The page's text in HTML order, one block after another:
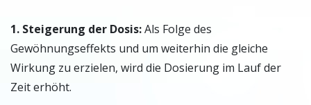
1. Steigerung der Dosis:Als Folge des
Gewöhnungseffekts und um weiterhin die gleiche
Wirkung zu erzielen, wird die Dosierung im Lauf der
Zeit erhöht.